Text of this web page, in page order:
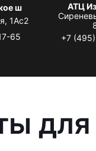
ш
1Ас2
65
АТЦ
+7